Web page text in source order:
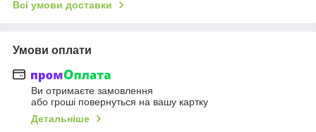
Всі умови доставки
Умови оплати
Ви отримаєте замовлення
або гроші повернуться на вашу картку
Детальніше